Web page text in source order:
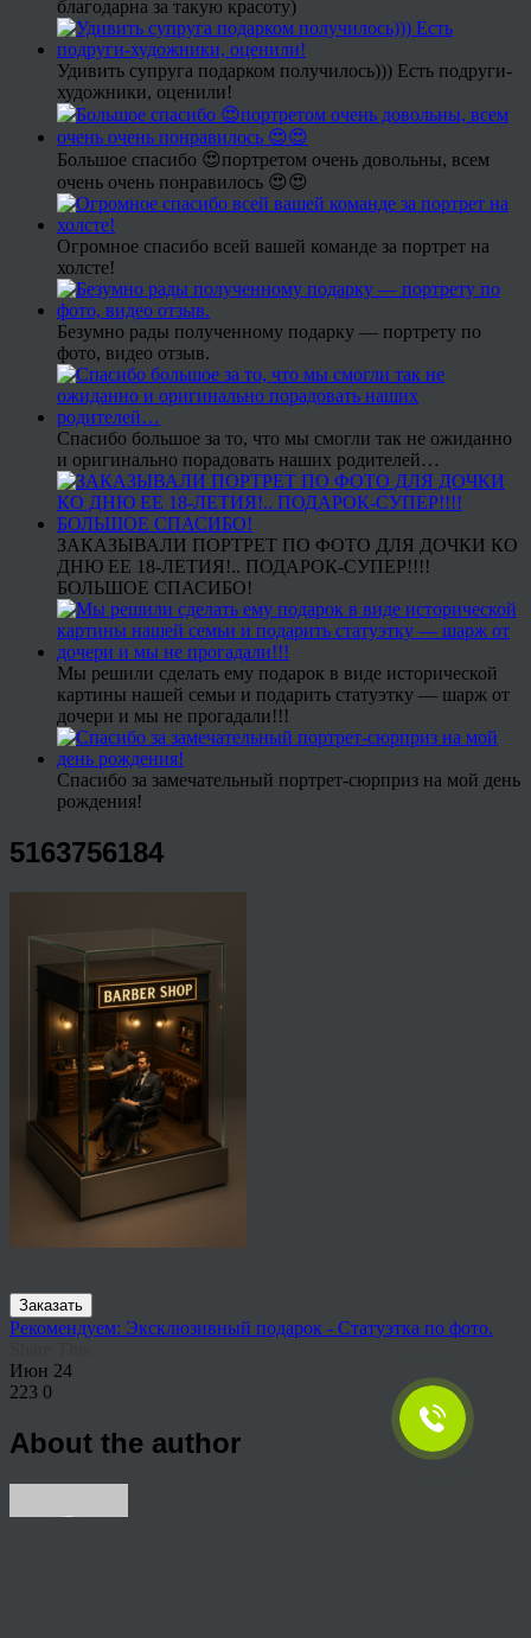
благодарна за такую красоту)
Удивить супруга подарком получилось))) Есть подруги-
художники, оценили!
Большое спасибо 😍портретом очень довольны, всем
очень очень понравилось 😍😍
Огромное спасибо всей вашей команде за портрет на
холсте!
Безумно рады полученному подарку — портрету по
фото, видео отзыв.
Спасибо большое за то, что мы смогли так не ожиданно
и оригинально порадовать наших родителей…
ЗАКАЗЫВАЛИ ПОРТРЕТ ПО ФОТО ДЛЯ ДОЧКИ КО
ДНЮ ЕЕ 18-ЛЕТИЯ!.. ПОДАРОК-СУПЕР!!!!
БОЛЬШОЕ СПАСИБО!
Мы решили сделать ему подарок в виде исторической
картины нашей семьи и подарить статуэтку — шарж от
дочери и мы не прогадали!!!
Спасибо за замечательный портрет-сюрприз на мой день
рождения!
5163756184
Заказать
Рекомендуем: Эксклюзивный подарок - Статуэтка по фото.
Июн 24
223 0
About the author